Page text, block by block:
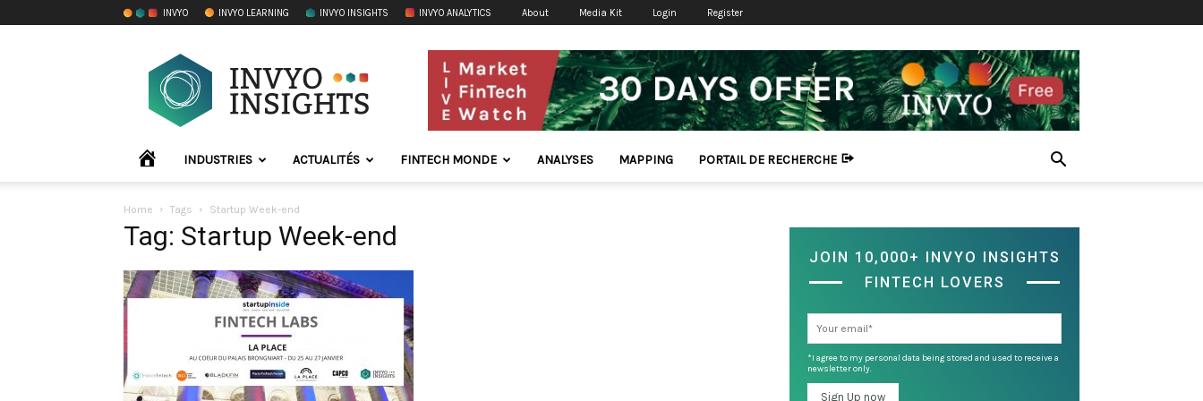
INVYO INVYO LEARNING INVYO INSIGHTS INVYO ANALYTICS About Media Kit Login Register
INVYO
Insights
France
ACCUEIL INDUSTRIES ACTUALITÉS FINTECH MONDE ANALYSES MAPPING PORTAIL DE RECHERCHE
Home Tags Startup Week-end
Tag: Startup Week-end
JOIN 10,000+ INVYO INSIGHTS
FINTECH LOVERS
*I agree to my personal data being stored and used to receive a
newsletter only.